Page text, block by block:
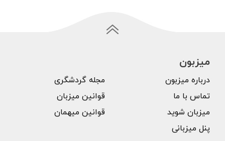
میزبون
درباره میزبون
تماس با ما
میزبان شوید
پنل میزبانی
مجله گردشگری
قوانین میزبان
قوانین میهمان